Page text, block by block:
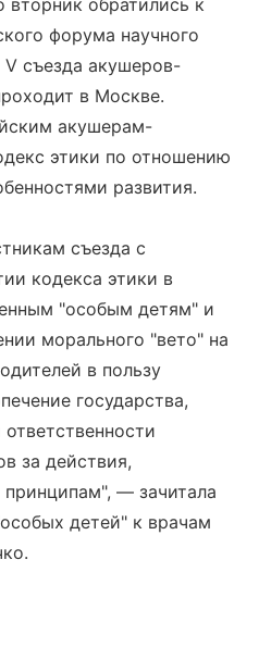
вторник обратились к
форума научного
съезда акушеров-
в Москве.
акушерам-
этики по отношению
развития.
съезда с
кодекса этики в
"особым детям" и
морального "вето" на
в пользу
государства,
за действия,
— зачитала
детей" к врачам